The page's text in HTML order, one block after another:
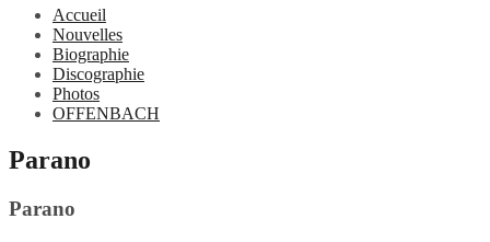
Accueil
Nouvelles
Biographie
Discographie
Photos
OFFENBACH
Parano
Parano